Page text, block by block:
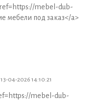
mebel-dub-
мебели под заказ</a>
04-2026 14:10:21
mebel-dub-